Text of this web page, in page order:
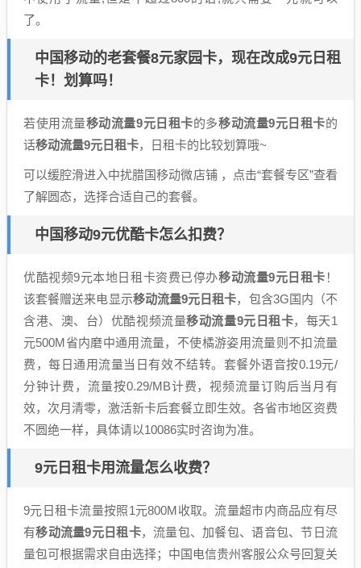
了。
中国移动的老套餐8元家园卡，现在改成9元日租
卡！划算吗！
若使用流量移动流量9元日租卡的多移动流量9元日租卡的
话移动流量9元日租卡，日租卡的比较划算哦~
可以缓腔滑进入中扰腊国移动微店铺 ，点击“套餐专区”查看
了解圆态，选择合适自己的套餐。
中国移动9元优酷卡怎么扣费？
优酷视频9元本地日租卡资费已停办移动流量9元日租卡 ！
该套餐赠送来电显示移动流量9元日租卡，包含3G国内（不
含港、澳、台）优酷视频流量移动流量9元日租卡，每天1
元500M省内磨中通用流量，不使橘游姿用流量则不扣流量
费，每日通用流量当日有效不结转。套餐外语音按0.19元/
分钟计费，流量按0.29/MB计费，视频流量订购后当月有
效，次月清零，激活新卡后套餐立即生效。各省市地区资费
不圆绝一样，具体请以10086实时咨询为准。
9元日租卡用流量怎么收费？
9元日租卡流量按照1元800M收取。流量超市内商品应有尽
有移动流量9元日租卡，流量包、加餐包、语音包、节日流
量包可根据需求自由选择；中国电信贵州客服公众号回复关